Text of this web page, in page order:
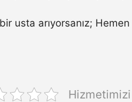
usta arıyorsanız; Hemen